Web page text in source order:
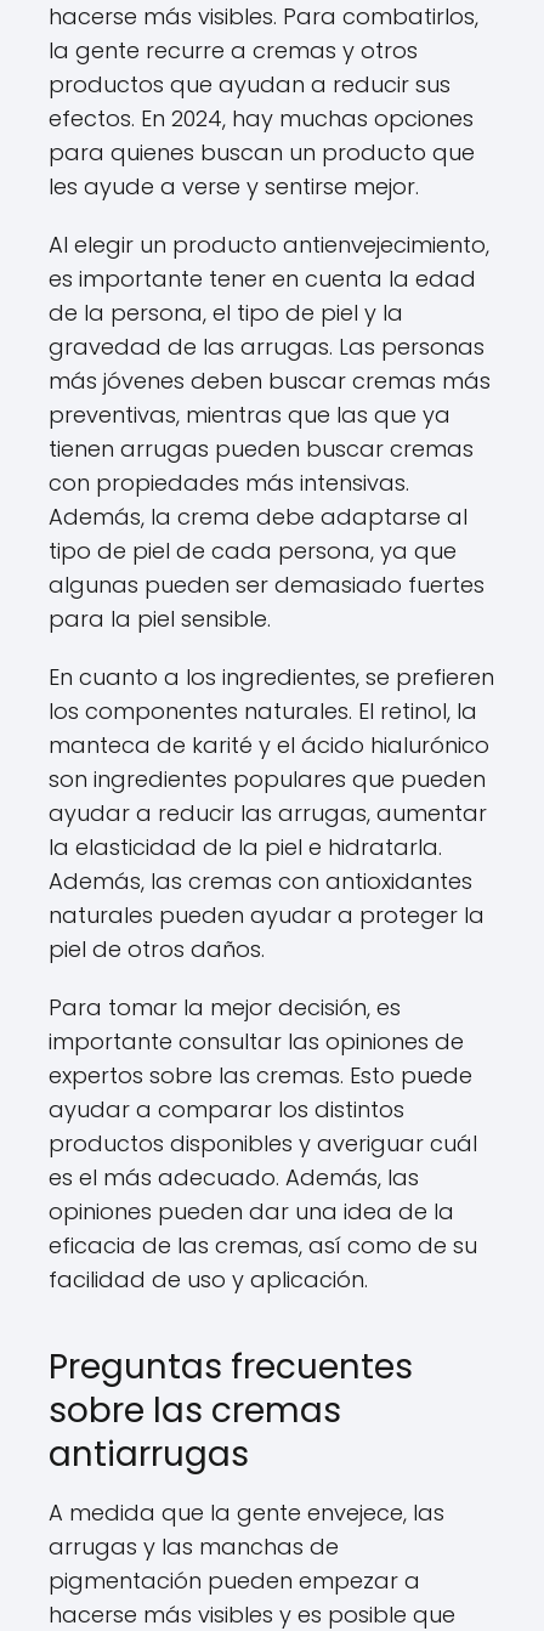
hacerse más visibles. Para combatirlos,
la gente recurre a cremas y otros
productos que ayudan a reducir sus
efectos. En 2024, hay muchas opciones
para quienes buscan un producto que
les ayude a verse y sentirse mejor.
Al elegir un producto antienvejecimiento,
es importante tener en cuenta la edad
de la persona, el tipo de piel y la
gravedad de las arrugas. Las personas
más jóvenes deben buscar cremas más
preventivas, mientras que las que ya
tienen arrugas pueden buscar cremas
con propiedades más intensivas.
Además, la crema debe adaptarse al
tipo de piel de cada persona, ya que
algunas pueden ser demasiado fuertes
para la piel sensible.
En cuanto a los ingredientes, se prefieren
los componentes naturales. El retinol, la
manteca de karité y el ácido hialurónico
son ingredientes populares que pueden
ayudar a reducir las arrugas, aumentar
la elasticidad de la piel e hidratarla.
Además, las cremas con antioxidantes
naturales pueden ayudar a proteger la
piel de otros daños.
Para tomar la mejor decisión, es
importante consultar las opiniones de
expertos sobre las cremas. Esto puede
ayudar a comparar los distintos
productos disponibles y averiguar cuál
es el más adecuado. Además, las
opiniones pueden dar una idea de la
eficacia de las cremas, así como de su
facilidad de uso y aplicación.
Preguntas frecuentes
sobre las cremas
antiarrugas
A medida que la gente envejece, las
arrugas y las manchas de
pigmentación pueden empezar a
hacerse más visibles y es posible que